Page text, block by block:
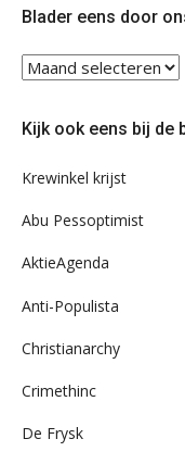
Blader eens door
Blader
eens
ons
Kijk ook eens bij de
Krewinkel krijst
Abu Pessoptimist
AktieAgenda
Anti-Populista
Christianarchy
Crimethinc
De Frysk